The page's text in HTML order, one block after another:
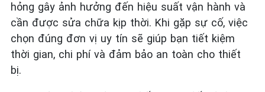
hỏng gây ảnh hưởng đến hiệu suất vận hành và
cần được sửa chữa kịp thời. Khi gặp sự cố, việc
chọn đúng đơn vị uy tín sẽ giúp bạn tiết kiệm
thời gian, chi phí và đảm bảo an toàn cho thiết
bị.